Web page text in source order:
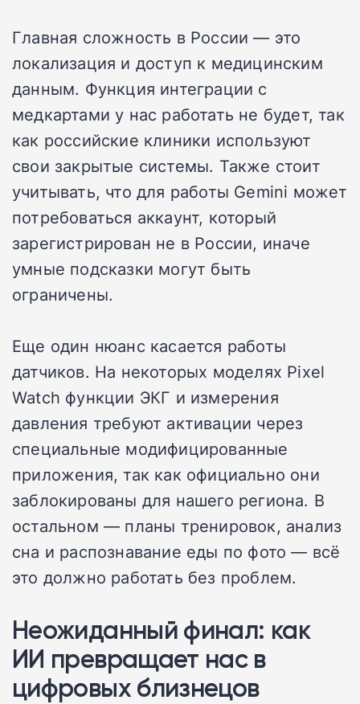
Главная сложность в России — это
локализация и доступ к медицинским
данным. Функция интеграции с
медкартами у нас работать не будет, так
как российские клиники используют
свои закрытые системы. Также стоит
учитывать, что для работы Gemini может
потребоваться аккаунт, который
зарегистрирован не в России, иначе
умные подсказки могут быть
ограничены.
Еще один нюанс касается работы
датчиков. На некоторых моделях Pixel
Watch функции ЭКГ и измерения
давления требуют активации через
специальные модифицированные
приложения, так как официально они
заблокированы для нашего региона. В
остальном — планы тренировок, анализ
сна и распознавание еды по фото — всё
это должно работать без проблем.
Неожиданный финал: как
ИИ превращает нас в
цифровых близнецов